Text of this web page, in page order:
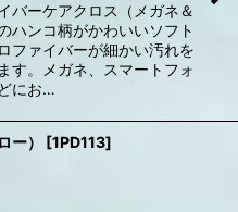
バーケアクロス（メガネ＆
ハンコ柄がかわいいソフト
ファイバーが細かい汚れを
す。メガネ、スマートフォ
にお…
ー） [1PD113]